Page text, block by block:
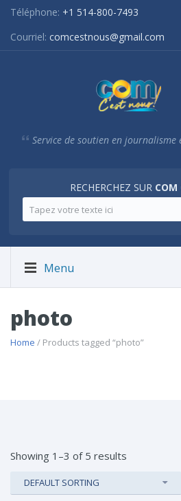
Téléphone: +1 514-800-7493
Courriel: comcestnous@gmail.com
Service de soutien en
RECHERCHEZ SUR COM
Menu
photo
Home / Products tagged “photo”
Showing 1–3 of 5 results
DEFAULT SORTING